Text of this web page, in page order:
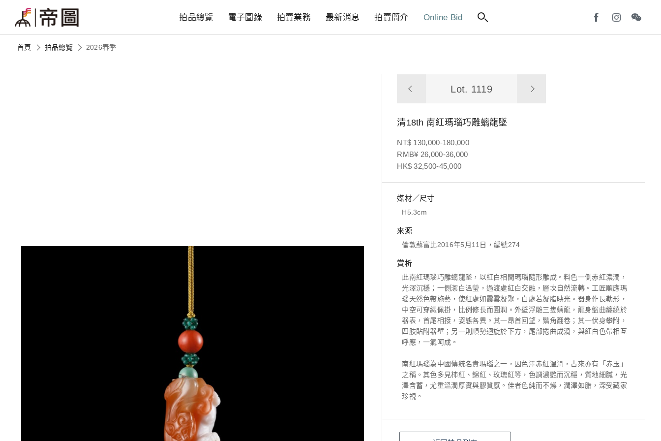
拍品總覽 電子圖錄 拍賣業務 最新消息 拍賣簡介 Online Bid
首頁 拍品總覽 2026春季
Lot. 1119
清18th 南紅瑪瑙巧雕螭龍墜
NT$ 130,000-180,000
RMB¥ 26,000-36,000
HK$ 32,500-45,000
媒材／尺寸
H5.3cm
來源
倫敦蘇富比2016年5月11日，編號274
賞析
此南紅瑪瑙巧雕螭龍墜，以紅白相間瑪瑙隨形雕成。料色一側赤紅濃潤，
光澤沉穩；一側潔白溫瑩，過渡處紅白交融，層次自然流轉。工匠順應瑪
瑙天然色帶施藝，使紅處如霞雲凝聚，白處若凝脂映光。器身作長勒形，
中空可穿繩佩掛，比例修長而圓潤。外壁浮雕三隻螭龍，龍身盤曲纏繞於
器表，首尾相接，姿態各異。其一昂首回望，鬚角翻卷；其一伏身攀附，
四肢貼附器壁；另一則順勢迴旋於下方，尾部捲曲成渦，與紅白色帶相互
呼應，一氣呵成。
南紅瑪瑙為中國傳統名貴瑪瑙之一，因色澤赤紅溫潤，古來亦有「赤玉」
之稱。其色多見柿紅、錦紅、玫瑰紅等，色調濃艷而沉穩，質地細膩，光
澤含蓄，尤重溫潤厚實與膠質感。佳者色純而不燥，潤澤如脂，深受藏家
珍視。